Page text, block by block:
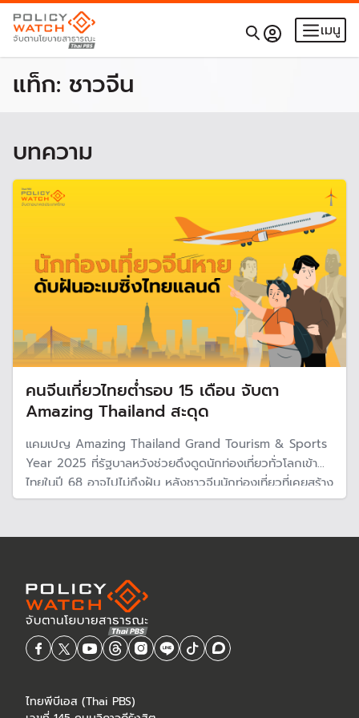
เมนู
แท็ก: ชาวจีน
บทความ
คนจีนเที่ยวไทยต่ำรอบ 15 เดือน จับตา
Amazing Thailand สะดุด
แคมเปญ Amazing Thailand Grand Tourism & Sports
Year 2025 ที่รัฐบาลหวังช่วยดึงดูดนักท่องเที่ยวทั่วโลกเข้า
ไทยในปี 68 อาจไปไม่ถึงฝัน หลังชาวจีนนักท่องเที่ยวที่เคยสร้าง
รายได้หลักให้ไทย ลดลงแรงต่ำสุดรอบ 15 เดือน จากเศรษฐกิจ
ไทยพีบีเอส (Thai PBS)